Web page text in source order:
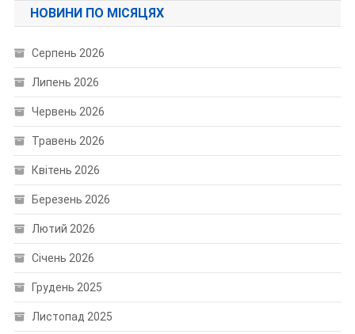
НОВИНИ ПО МІСЯЦЯХ
Серпень 2026
Липень 2026
Червень 2026
Травень 2026
Квітень 2026
Березень 2026
Лютий 2026
Січень 2026
Грудень 2025
Листопад 2025